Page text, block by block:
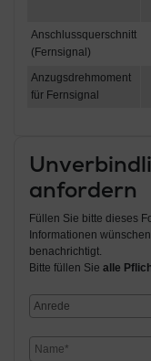
Anschlussquerschnitt
(Fernsignal)
Anzugsdrehmoment
für Fernsignal
anfordern
Füllen Sie bitte dieses
Informationen
benachrichtigt.
Bitte füllen Sie alle